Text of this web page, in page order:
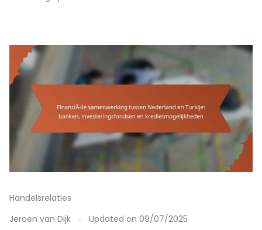
Handelsrelaties
Jeroen van Dijk
Updated on 09/07/2025